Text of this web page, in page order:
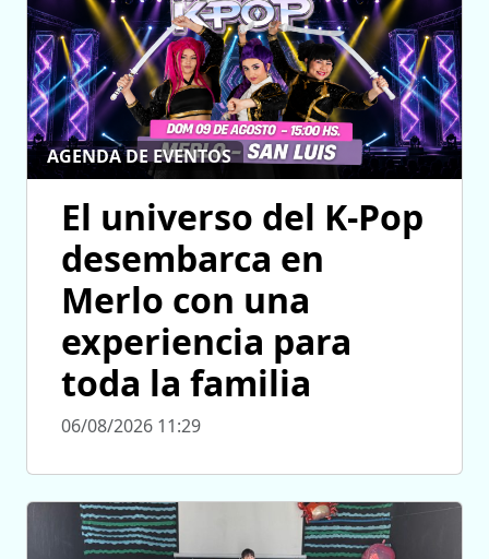
AGENDA DE EVENTOS
El universo del K-Pop
desembarca en
Merlo con una
experiencia para
toda la familia
06/08/2026 11:29